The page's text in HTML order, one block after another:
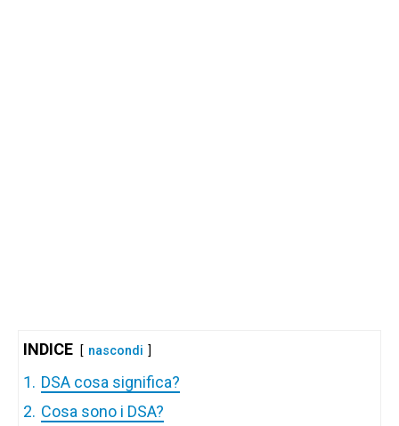
INDICE nascondi
1. DSA cosa significa?
2. Cosa sono i DSA?